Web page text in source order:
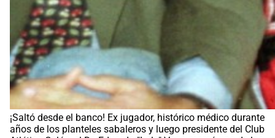
¡Saltó desde el banco! Ex jugador, histórico médico durante
años de los planteles sabaleros y luego presidente del Club